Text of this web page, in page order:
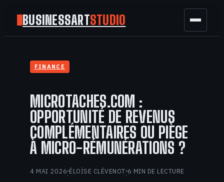
BUSINESSARTSTUDIO
FINANCE
TECH
FINANCE
MICROTACHES.COM :
OPPORTUNITÉ DE REVENUS
COMPLÉMENTAIRES OU PIÈGE
À MICRO-RÉMUNÉRATIONS ?
4 MAI 2026·ÉLOÏSE CLÉVENOT·6 MIN DE LECTURE